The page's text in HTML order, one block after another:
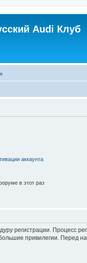
Audi Клуб
аккаунта
в этот раз
регистрации. Процесс
привилегии.